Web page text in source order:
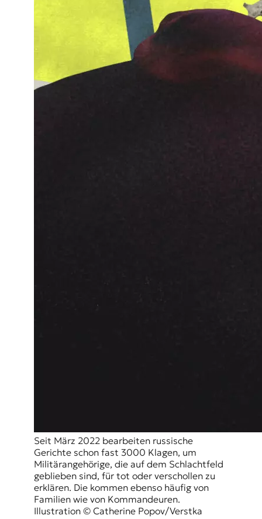
Seit März 2022 bearbeiten russische
Gerichte schon fast 3000 Klagen, um
Militärangehörige, die auf dem Schlachtfeld
geblieben sind, für tot oder verschollen zu
erklären. Die kommen ebenso häufig von
Familien wie von Kommandeuren.
Illustration © Catherine Popov/Verstka